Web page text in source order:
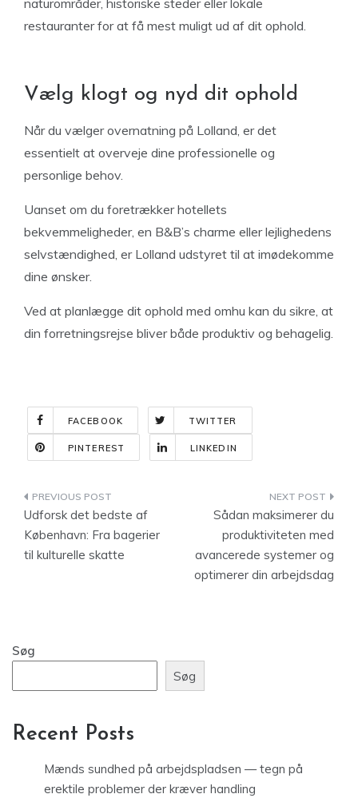
naturområder, historiske steder eller lokale
restauranter for at få mest muligt ud af dit ophold.
Vælg klogt og nyd dit ophold
Når du vælger overnatning på Lolland, er det
essentielt at overveje dine professionelle og
personlige behov.
Uanset om du foretrækker hotellets
bekvemmeligheder, en B&B’s charme eller lejlighedens
selvstændighed, er Lolland udstyret til at imødekomme
dine ønsker.
Ved at planlægge dit ophold med omhu kan du sikre, at
din forretningsrejse bliver både produktiv og behagelig.
FACEBOOK TWITTER
PINTEREST LINKEDIN
Indlægsnavigation
Udforsk det bedste af
København: Fra bagerier
til kulturelle skatte
Sådan maksimerer du
produktiviteten med
avancerede systemer og
optimerer din arbejdsdag
Søg
Søg
Recent Posts
Mænds sundhed på arbejdspladsen — tegn på
erektile problemer der kræver handling